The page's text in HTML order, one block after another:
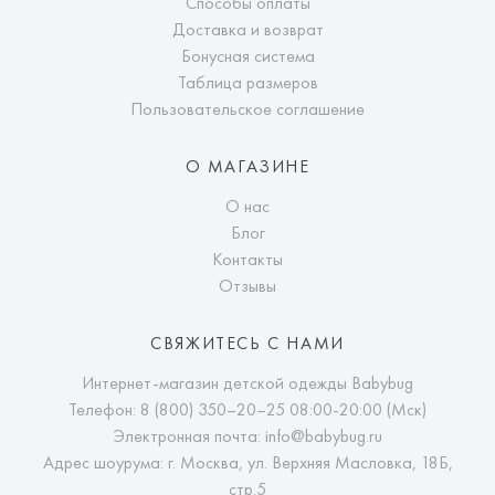
Доставка и возврат
Бонусная система
Таблица размеров
Пользовательское соглашение
О МАГАЗИНЕ
О нас
Блог
Контакты
Отзывы
СВЯЖИТЕСЬ С НАМИ
Интернет-магазин детской одежды Babybug
Телефон: 8 (800) 350–20–25 08:00-20:00 (Мск)
Электронная почта: info@babybug.ru
Адрес шоурума: г. Москва, ул. Верхняя Масловка, 18Б,
стр.5